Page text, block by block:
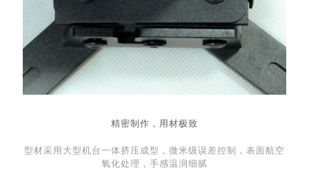
精密制作，用材极致
型材采用大型机台一体挤压成型，微米级误差控制，表面航空
氧化处理，手感温润细腻